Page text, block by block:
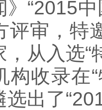
》“2015
评审，特
，从入选“
构收录在
选出了